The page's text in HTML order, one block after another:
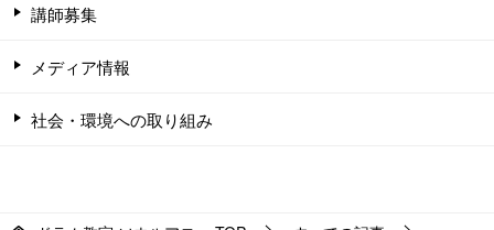
講師募集
メディア情報
社会・環境への取り組み